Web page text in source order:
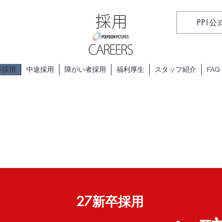
PPI公
採用 中途採用 障がい者採用 福利厚生 スタッフ紹介 FAQ
​27新卒採用